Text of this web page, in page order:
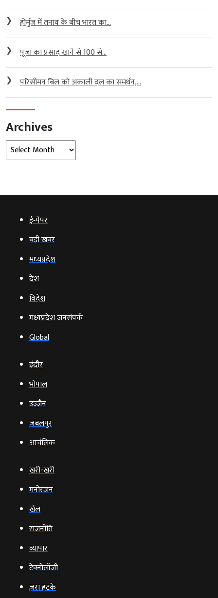
❯ होर्मुज में तनाव के बीच भारत का...
❯ पूजा का प्रसाद खाने से 100 से...
❯ परिसीमन बिल को अकाली दल का समर्थन,...
Archives
Archives
ई‑पेपर
बड़ी खबर
मध्‍यप्रदेश
देश
विदेश
मध्यप्रदेश जनसंपर्क
Global
इंदौर
भोपाल
उज्‍जैन
जबलपुर
आचंलिक
खरी-खरी
मनोरंजन
खेल
राजनीति
व्‍यापार
टेक्‍नोलॉजी
ज़रा हटके